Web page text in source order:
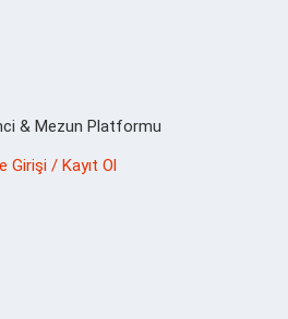
& Mezun Platformu
Girişi / Kayıt Ol